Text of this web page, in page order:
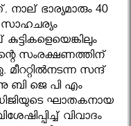
നാല് ഭാര്യമാരും 40
സാഹചര്യം
കുട്ടികളെയെങ്കിലും
സംരക്ഷണത്തിന്
സന്ദ്
ജെ പി എം
ഘാതകനായ
വിവാദം